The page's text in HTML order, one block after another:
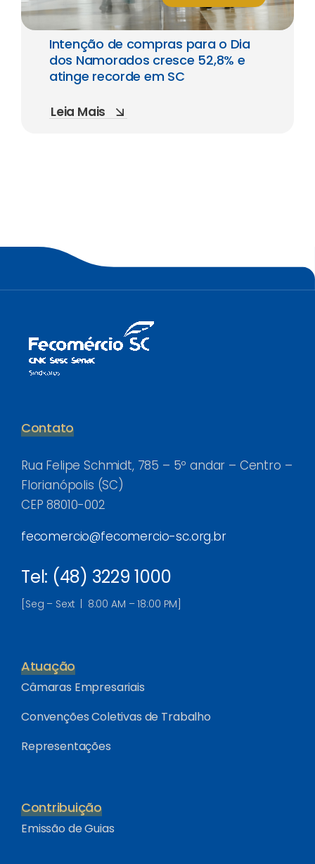
Intenção de compras para o Dia
dos Namorados cresce 52,8% e
atinge recorde em SC
Leia Mais
Contato
Rua Felipe Schmidt, 785 – 5º andar – Centro –
Florianópolis (SC)
CEP 88010-002
fecomercio@fecomercio-sc.org.br
Tel: (48) 3229 1000
[Seg – Sext | 8:00 AM – 18:00 PM]
Atuação
Câmaras Empresariais
Convenções Coletivas de Trabalho
Representações
Contribuição
Emissão de Guias